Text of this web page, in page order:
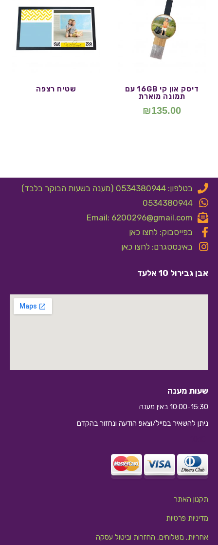
דיסק און קי 16GB עם
תמונה מוארת
₪135.00
שטיח רצפה
בטלפון: 0534380944 (מענה בשעות הבוקר בלבד)
0534380944
Email: 6200296@gmail.com
בפייסבוק: לחצו כאן
באינסטגרם: לחצו כאן
אבן גבירול 10 אלעד
שעות מענה
10:00-15:30 באין מענה
ניתן להשאיר במייל/וצאפ הודעה ונחזור בהקדם
תקנון האתר
מדיניות פרטיות
אחריות, משלוחים, החזרות וביטול עסקה